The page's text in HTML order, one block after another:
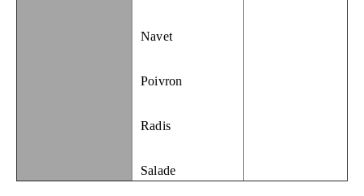
Navet
Poivron
Radis
Salade